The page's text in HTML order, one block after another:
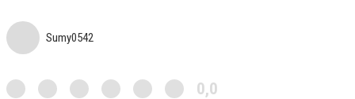
Sumy0542
0,0